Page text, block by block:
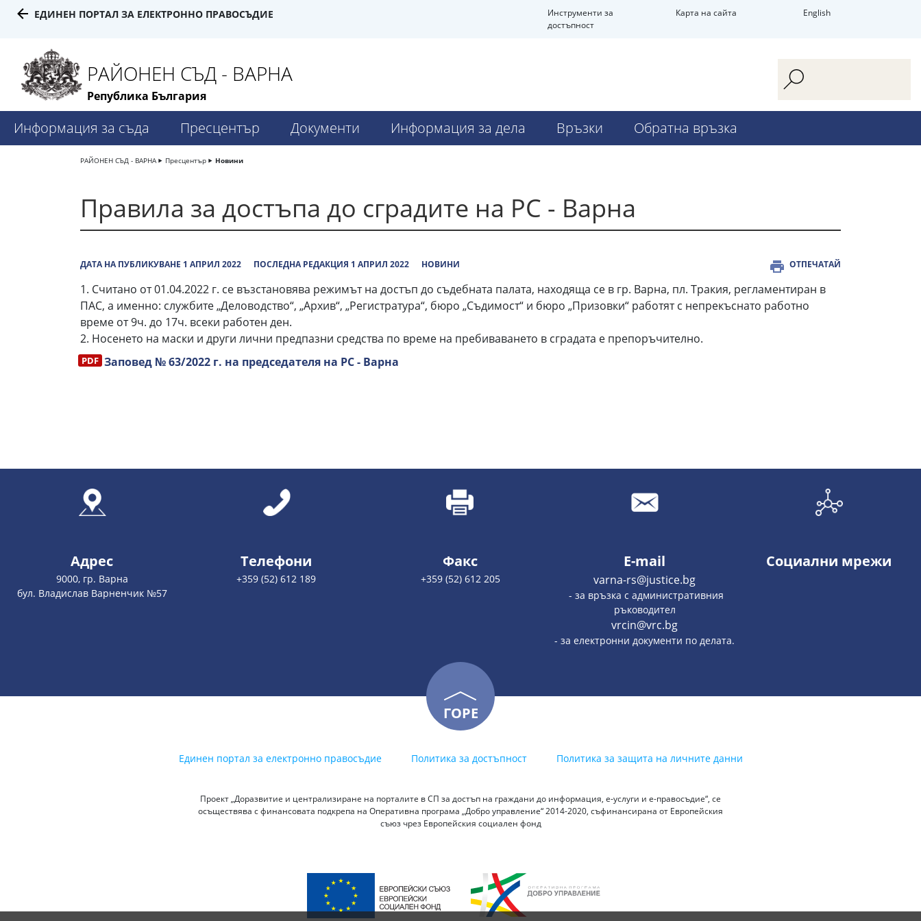
ЕДИНЕН ПОРТАЛ ЗА ЕЛЕКТРОННО ПРАВОСЪДИЕ
Инструменти за
достъпност
Карта на сайта English
РАЙОНЕН СЪД - ВАРНА
Република България
Информация за съда Пресцентър Документи Информация за дела Връзки Обратна връзка
РАЙОНЕН СЪД - ВАРНА Пресцентър Новини
Правила за достъпа до сградите на РС - Варна
ДАТА НА ПУБЛИКУВАНЕ 1 АПРИЛ 2022 ПОСЛЕДНА РЕДАКЦИЯ 1 АПРИЛ 2022 НОВИНИ ОТПЕЧАТАЙ
1. Считано от 01.04.2022 г. се възстановява режимът на достъп до съдебната палата, находяща се в гр. Варна, пл. Тракия, регламентиран в
ПАС, а именно: службите „Деловодство“, „Архив“, „Регистратура“, бюро „Съдимост“ и бюро „Призовки“ работят с непрекъснато работно
време от 9ч. до 17ч. всеки работен ден.
2. Носенето на маски и други лични предпазни средства по време на пребиваването в сградата е препоръчително.
Заповед № 63/2022 г. на председателя на РС - Варна
Адрес
9000, гр. Варна
бул. Владислав Варненчик №57
Телефони
+359 (52) 612 189
Факс
+359 (52) 612 205
E-mail
varna-rs@justice.bg
- за връзка с административния
ръководител
vrcin@vrc.bg
- за електронни документи по делата.
Социални мрежи
ГОРЕ
Единен портал за електронно правосъдие Политика за достъпност Политика за защита на личните данни
Проект „Доразвитие и централизиране на порталите в СП за достъп на граждани до информация, е-услуги и е-правосъдие“, се
осъществява с финансовата подкрепа на Оперативна програма „Добро управление“ 2014-2020, съфинансирана от Европейския
съюз чрез Европейския социален фонд